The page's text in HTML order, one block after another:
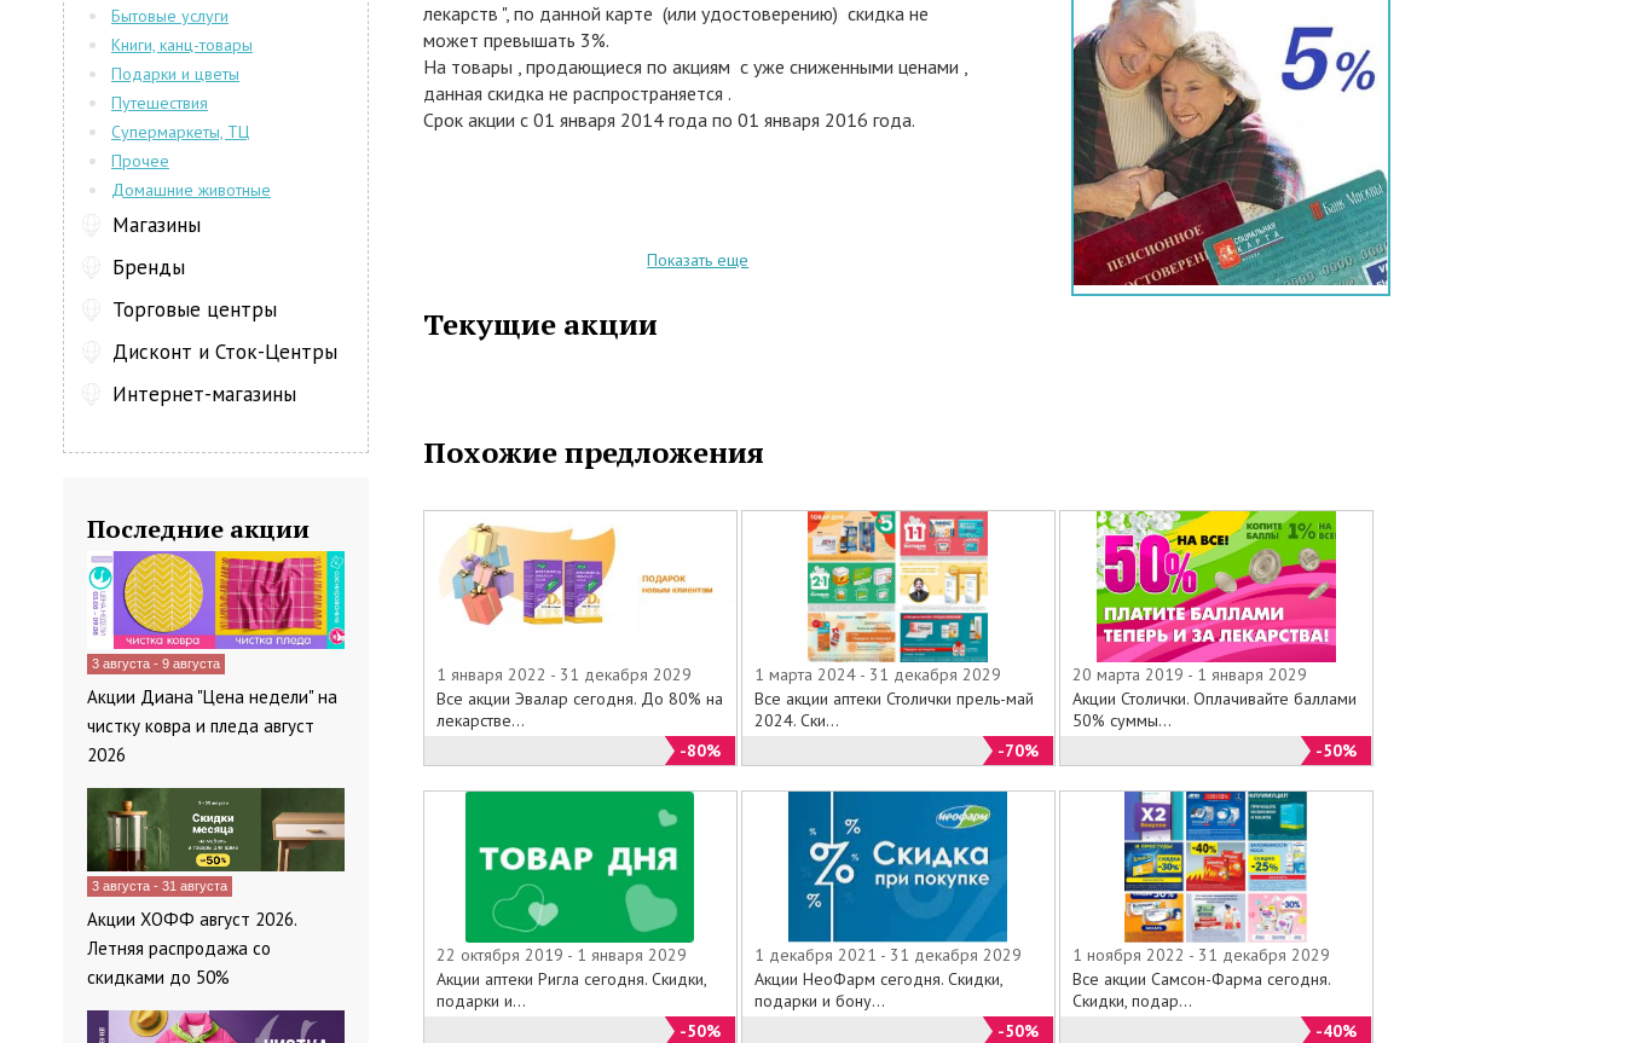
лекарств ", по данной карте (или удостоверению) скидка не
может превышать 3%.
На товары , продающиеся по акциям с уже сниженными ценами ,
данная скидка не распространяется .
Срок акции с 01 января 2014 года по 01 января 2016 года.
Показать еще
Текущие акции
Похожие предложения
1 января 2022 - 31 декабря 2029
Все акции Эвалар сегодня. До 80% на
лекарстве...
-80%
1 марта 2024 - 31 декабря 2029
Все акции аптеки Столички прель-май
2024. Ски...
-70%
20 марта 2019 - 1 января 2029
Акции Столички. Оплачивайте баллами
50% суммы...
-50%
22 октября 2019 - 1 января 2029
Акции аптеки Ригла сегодня. Скидки,
подарки и...
-50%
1 декабря 2021 - 31 декабря 2029
Акции НеоФарм сегодня. Скидки,
подарки и бону...
-50%
1 ноября 2022 - 31 декабря 2029
Все акции Самсон-Фарма сегодня.
Скидки, подар...
-40%
Бытовые услуги
Книги, канц-товары
Подарки и цветы
Путешествия
Супермаркеты, ТЦ
Прочее
Домашние животные
Магазины
Бренды
Торговые центры
Дисконт и Сток-Центры
Интернет-магазины
Последние акции
3 августа - 9 августа
Акции Диана "Цена недели" на
чистку ковра и пледа август
2026
3 августа - 31 августа
Акции ХОФФ август 2026.
Летняя распродажа со
скидками до 50%